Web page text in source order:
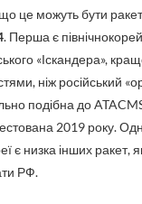
це можуть бути
. Перша є
«Іскандера»,
ніж російський
подібна до
2019 року.
є низка інших ракет,
РФ.